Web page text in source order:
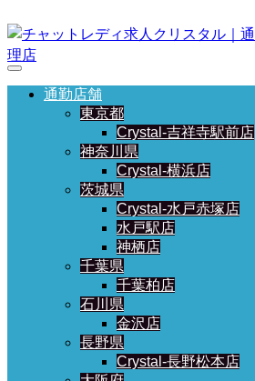
通勤店舗
東京都
Crystal-吉祥寺駅前店
神奈川県
Crystal-横浜店
茨城県
Crystal-水戸赤塚店
水戸駅店
神栖店
千葉県
千葉柏店
石川県
金沢店
長野県
Crystal-長野松本店